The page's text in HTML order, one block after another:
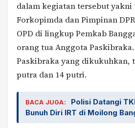
dalam kegiatan tersebut yakni
Forkopimda dan Pimpinan
OPD di lingkup Pemkab
orang tua Anggota
Paskibraka yang dikukuhkan,
putra dan 14 putri.
BACA JUGA:
Polisi Datangi
Bunuh Diri IRT di Moilong